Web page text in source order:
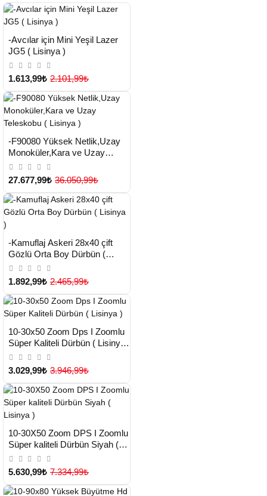
TESLİMAT
-Avcılar için Mini Yeşil Lazer
JG5 ( Lisinya )
1.613,99₺ 2.101,99₺
TESLİMAT
Yeni Ürün
-F90080 Yüksek Netlik,Uzay
Monoküler,Kara ve Uzay
Teleskobu ( Lisinya )
27.677,99₺ 36.050,99₺
TESLİMAT
Yeni Ürün
-Kamuflaj Askeri 28x40 çift
Gözlü Orta Boy Dürbün (
Lisinya )
1.892,99₺ 2.465,99₺
TESLİMAT
Yeni Ürün
10-30x50 Zoom Dps I Zoomlu
Süper Kaliteli Dürbün ( Lisinya
)
3.029,99₺ 3.946,99₺
TESLİMAT
Yeni Ürün
10-30X50 Zoom DPS I Zoomlu
Süper kaliteli Dürbün Siyah (
Lisinya )
5.630,99₺ 7.334,99₺